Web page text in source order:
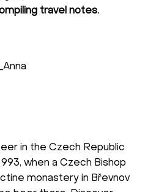
travel notes.
in the Czech Republic
when a Czech Bishop
monastery in Břevnov